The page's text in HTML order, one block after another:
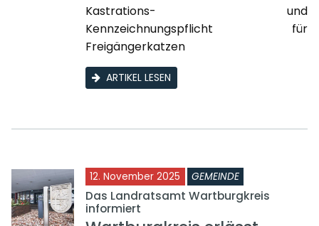
Kastrations- und
Kennzeichnungspflicht für
Freigängerkatzen
ARTIKEL LESEN
12. November 2025 GEMEINDE
Das Landratsamt Wartburgkreis
informiert